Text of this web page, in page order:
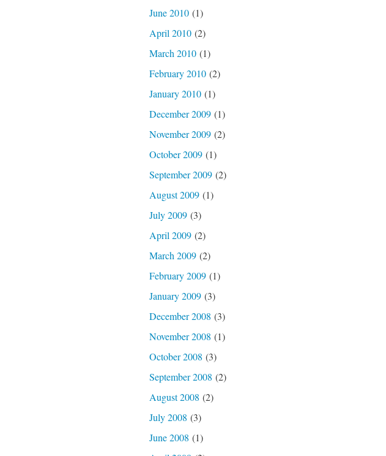
June 2010(1)
April 2010(2)
March 2010(1)
February 2010(2)
January 2010(1)
December 2009(1)
November 2009(2)
October 2009(1)
September 2009(2)
August 2009(1)
July 2009(3)
April 2009(2)
March 2009(2)
February 2009(1)
January 2009(3)
December 2008 (3)
November 2008 (1)
October 2008 (3)
September 2008 (2)
August 2008 (2)
July 2008 (3)
June 2008 (1)